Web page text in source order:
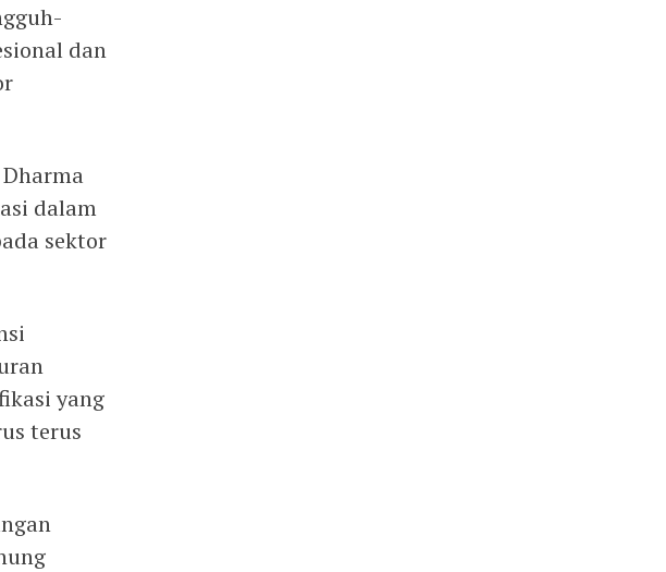
dan
dalam
sektor
yang
terus